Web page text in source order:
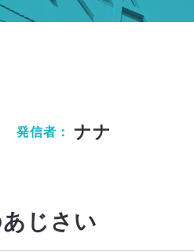
発信者： ナナ
じさい